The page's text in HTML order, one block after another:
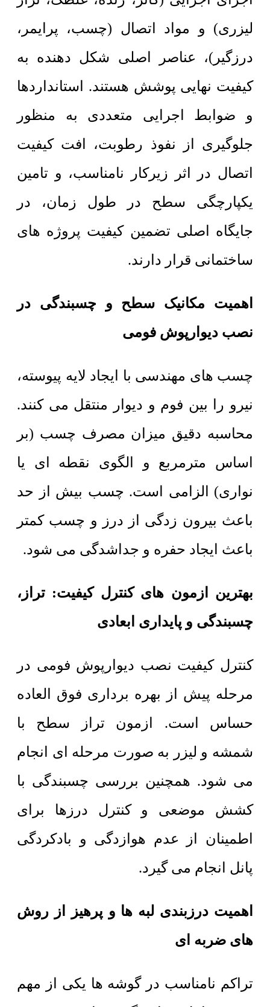
لیزری) و مواد اتصال (چسب، پرایمر،
درزگیر)، عناصر اصلی شکل دهنده به
کیفیت نهایی پوشش هستند. استانداردها
و ضوابط اجرایی متعددی به منظور
جلوگیری از نفوذ رطوبت، افت کیفیت
اتصال در اثر زیرکار نامناسب، و تامین
یکپارچگی سطح در طول زمان، در
جایگاه اصلی تضمین کیفیت پروژه های
ساختمانی قرار دارند.
اهمیت مکانیک سطح و چسبندگی در
نصب دیوارپوش فومی
چسب های مهندسی با ایجاد لایه پیوسته،
نیرو را بین فوم و دیوار منتقل می کنند.
محاسبه دقیق میزان مصرف چسب (بر
اساس مترمربع و الگوی نقطه ای یا
نواری) الزامی است. چسب بیش از حد
باعث بیرون زدگی از درز و چسب کمتر
باعث ایجاد حفره و جداشدگی می شود.
بهترین ازمون های کنترل کیفیت: تراز،
چسبندگی و پایداری ابعادی
کنترل کیفیت نصب دیوارپوش فومی در
مرحله پیش از بهره برداری فوق العاده
حساس است. ازمون تراز سطح با
شمشه و لیزر به صورت مرحله ای انجام
می شود. همچنین بررسی چسبندگی با
کشش موضعی و کنترل درزها برای
اطمینان از عدم هوازدگی و بادکردگی
پانل انجام می گیرد.
اهمیت درزبندی لبه ها و پرهیز از روش
های ضربه ای
تراکم نامناسب در گوشه ها یکی از مهم